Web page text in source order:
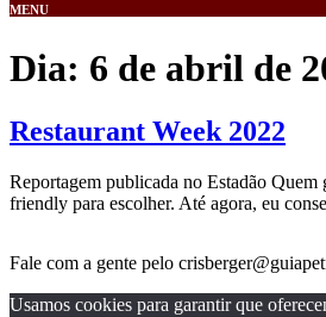
MENU
Dia: 6 de abril de
Restaurant Week 2022
Reportagem publicada no Estadão Quem
friendly para escolher. Até agora, eu
Fale com a gente pelo
Usamos cookies para garantir que